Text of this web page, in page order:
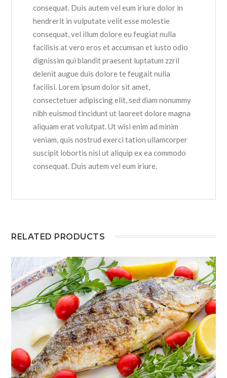
consequat. Duis autem vel eum iriure dolor in
hendrerit in vulputate velit esse molestie
consequat, vel illum dolore eu feugiat nulla
facilisis at vero eros et accumsan et iusto odio
dignissim qui blandit praesent luptatum zzril
delenit augue duis dolore te feugait nulla
facilisi. Lorem ipsum dolor sit amet,
consectetuer adipiscing elit, sed diam nonummy
nibh euismod tincidunt ut laoreet dolore magna
aliquam erat volutpat. Ut wisi enim ad minim
veniam, quis nostrud exerci tation ullamcorper
suscipit lobortis nisl ut aliquip ex ea commodo
consequat. Duis autem vel eum iriure.
RELATED PRODUCTS